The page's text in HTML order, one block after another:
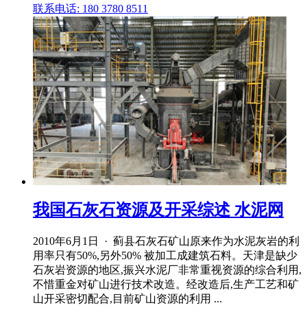
联系电话: 180 3780 8511
我国石灰石资源及开采综述 水泥网
2010年6月1日 · 蓟县石灰石矿山原来作为水泥灰岩的利
用率只有50%,另外50% 被加工成建筑石料。天津是缺少
石灰岩资源的地区,振兴水泥厂非常重视资源的综合利用,
不惜重金对矿山进行技术改造。经改造后,生产工艺和矿
山开采密切配合,目前矿山资源的利用 ...